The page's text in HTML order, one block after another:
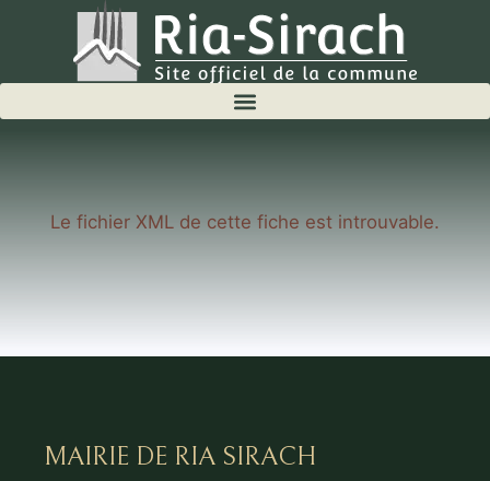
Le fichier XML de cette fiche est introuvable.
MAIRIE DE RIA SIRACH